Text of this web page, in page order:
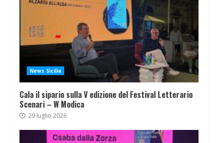
News Sicilia
Cala il sipario sulla V edizione del Festival Letterario
Scenari – W Modica
29 luglio 2026